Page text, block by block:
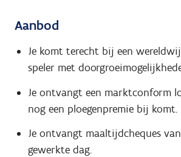
Aanbod
Je komt terecht bij een
speler met
Je ontvangt een marktconform
nog een ploegenpremie bij komt.
Je ontvangt maaltijdcheques
gewerkte dag.